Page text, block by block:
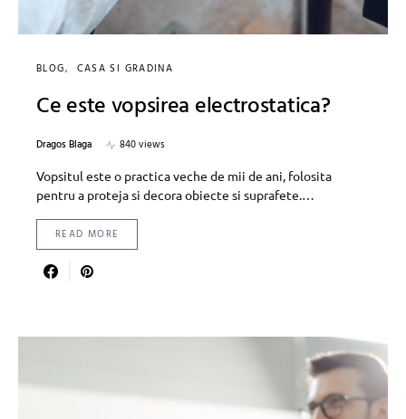
BLOG CASA SI GRADINA
Ce este vopsirea electrostatica?
Dragos Blaga
840 views
Vopsitul este o practica veche de mii de ani, folosita
pentru a proteja si decora obiecte si suprafete.…
READ MORE